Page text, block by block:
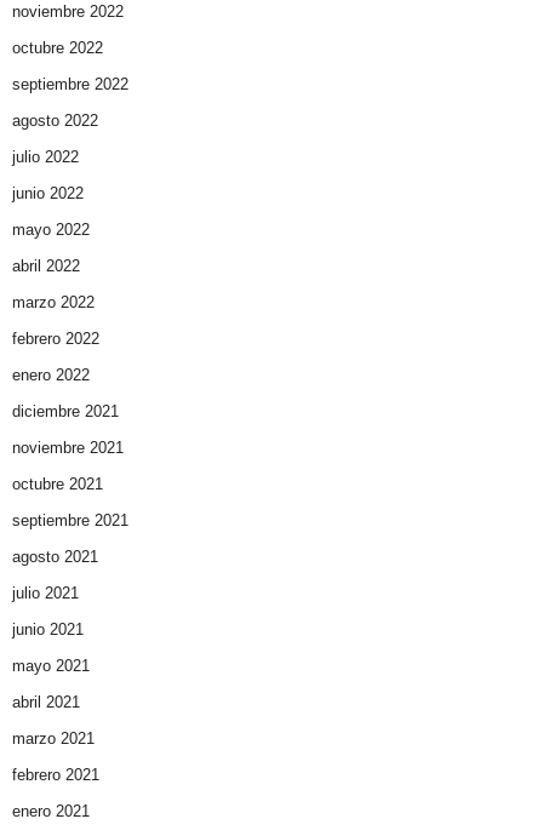
noviembre 2022
octubre 2022
septiembre 2022
agosto 2022
julio 2022
junio 2022
mayo 2022
abril 2022
marzo 2022
febrero 2022
enero 2022
diciembre 2021
noviembre 2021
octubre 2021
septiembre 2021
agosto 2021
julio 2021
junio 2021
mayo 2021
abril 2021
marzo 2021
febrero 2021
enero 2021